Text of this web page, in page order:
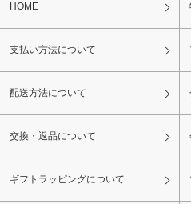
HOME
支払い方法について
配送方法について
交換・返品について
ギフトラッピングについて